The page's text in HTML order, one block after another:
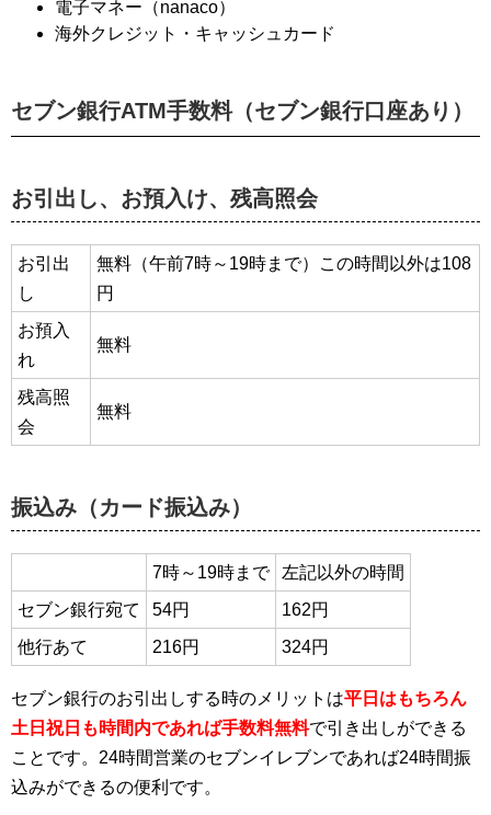
電子マネー（nanaco）
海外クレジット・キャッシュカード
セブン銀行ATM手数料（セブン銀行口座あり）
お引出し、お預入け、残高照会
お引出
し
無料（午前7時～19時まで）この時間以外は108
円
お預入
れ
無料
残高照
会
無料
振込み（カード振込み）
7時～19時まで
左記以外の時間
セブン銀行宛て
54円
162円
他行あて
216円 324円
セブン銀行のお引出しする時のメリットは平日はもちろん
土日祝日も時間内であれば手数料無料で引き出しができる
ことです。24時間営業のセブンイレブンであれば24時間振
込みができるの便利です。